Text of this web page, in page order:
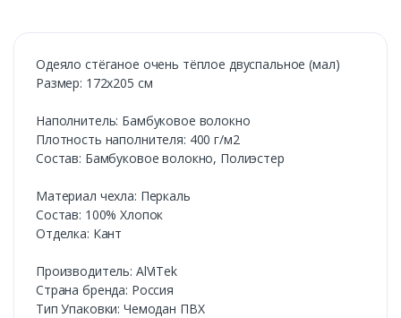
Одеяло стёганое очень тёплое двуспальное (мал)
Размер: 172х205 см
Наполнитель: Бамбуковое волокно
Плотность наполнителя: 400 г/м2
Состав: Бамбуковое волокно, Полиэстер
Материал чехла: Перкаль
Состав: 100% Хлопок
Отделка: Кант
Производитель: AlViTek
Cтрана бренда: Россия
Тип Упаковки: Чемодан ПВХ